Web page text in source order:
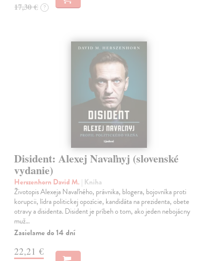
17,30 € ?
Disident: Alexej Navaľnyj (slovenské
vydanie)
Herszenhorn David M. | Kniha
Životopis Alexeja Navaľného, právnika, blogera, bojovníka proti
korupcii, lídra politickej opozície, kandidáta na prezidenta, obete
otravy a disidenta. Disident je príbeh o tom, ako jeden nebojácny
muž…
Zasielame do 14 dní
22,21 €